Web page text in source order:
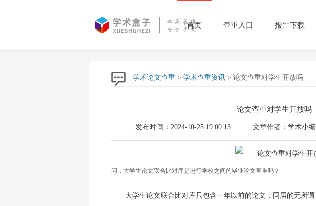
首页 查重入口 报告下载
学术论文查重 > 学术查重资讯 > 论文查重对学生开放吗
论文查重对学生开放吗
发布时间：2024-10-25 19:00:13 文章作者：学术小编
问：大学生论文联合比对库是进行学校之间的毕业论文查重吗？
大学生论文联合比对库只包含一年以前的论文，同届的无所谓